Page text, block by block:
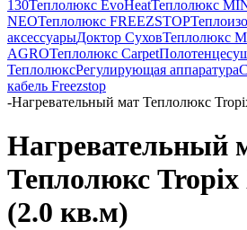
130Теплолюкс EvoHeatТеплолюкс
NEOТеплолюкс FREEZSTOP
аксессуарыДоктор СуховТеплолюкс
AGROТеплолюкс Carpet
ТеплолюксРегулирующая аппаратура
кабель Freezstop
-Нагревательный мат Теплолюкс
Нагревательный
Теплолюкс Tropix
(2.0 кв.м)